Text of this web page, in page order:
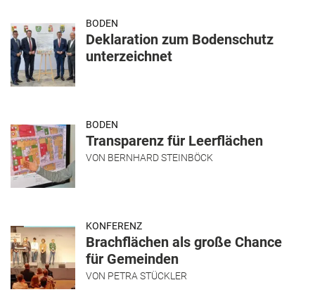
BODEN
Deklaration zum Bodenschutz
unterzeichnet
BODEN
Transparenz für Leerflächen
VON BERNHARD STEINBÖCK
KONFERENZ
Brachflächen als große Chance
für Gemeinden
VON PETRA STÜCKLER